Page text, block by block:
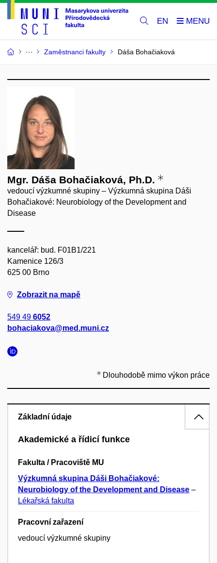
EN
Zaměstnanci fakulty Dáša Bohačiaková
Mgr. Dáša Bohačiaková, Ph.D.
vedoucí výzkumné skupiny – Výzkumná skupina Dáši
Bohačiakové: Neurobiology of the Development and
Disease
kancelář: bud. F01B1/221
Kamenice 126/3
625 00 Brno
Zobrazit na mapě
549 49 6052
bohaciakova@med.muni.cz
Dlouhodobě mimo výkon práce
Základní údaje
Akademické a řídicí funkce
Fakulta / Pracoviště MU
Výzkumná skupina Dáši Bohačiakové:
Neurobiology of the Development and Disease –
Lékařská fakulta
Pracovní zařazení
vedoucí výzkumné skupiny